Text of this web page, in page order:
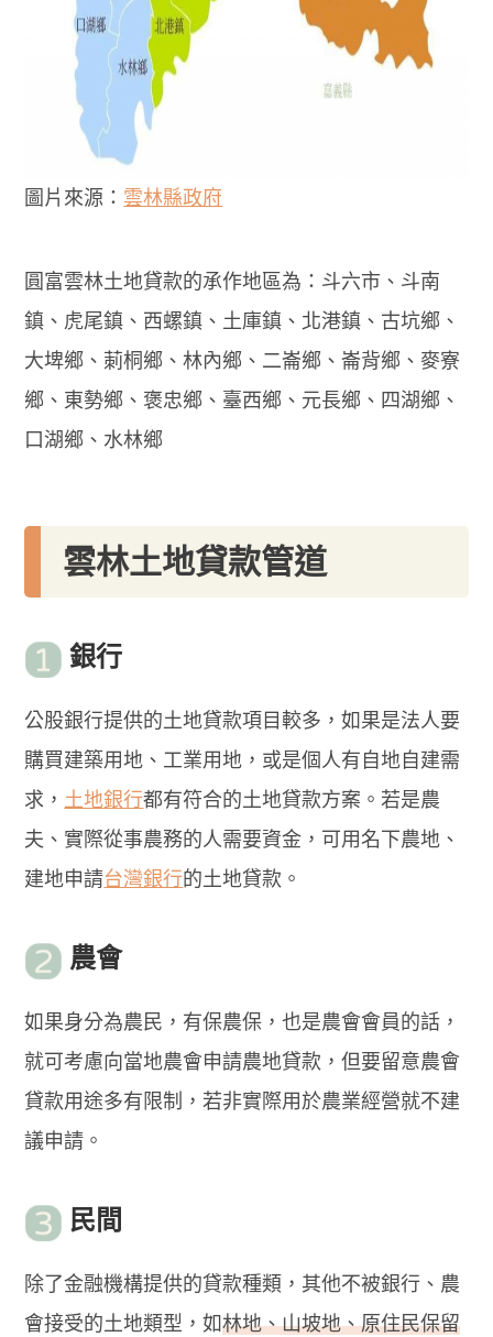
圖片來源： 雲林縣政府
圓富雲林土地貸款的承作地區為：斗六市、斗南
鎮、虎尾鎮、西螺鎮、土庫鎮、北港鎮、古坑鄉、
大埤鄉、莿桐鄉、林內鄉、二崙鄉、崙背鄉、麥寮
鄉、東勢鄉、褒忠鄉、臺西鄉、元長鄉、四湖鄉、
口湖鄉、水林鄉
雲林土地貸款管道
銀行
公股銀行提供的土地貸款項目較多，如果是法人要
購買建築用地、工業用地，或是個人有自地自建需
求， 土地銀行都有符合的土地貸款方案。若是農
夫、實際從事農務的人需要資金，可用名下農地、
建地申請台灣銀行的土地貸款。
農會
如果身分為農民，有保農保，也是農會會員的話，
就可考慮向當地農會申請農地貸款，但要留意農會
貸款用途多有限制，若非實際用於農業經營就不建
議申請。
民間
除了金融機構提供的貸款種類，其他不被銀行、農
會接受的土地類型，如林地、山坡地、原住民保留